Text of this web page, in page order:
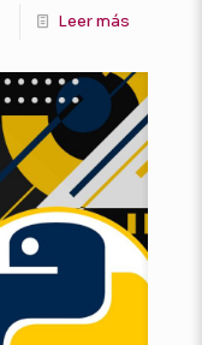
Leer más